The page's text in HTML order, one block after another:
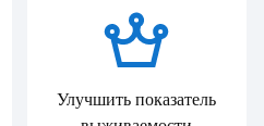
Улучшить показатель